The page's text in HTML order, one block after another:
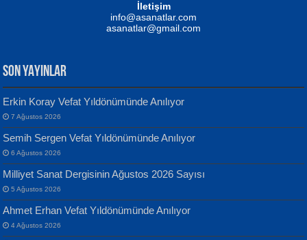
MUSTAFA KELOĞLU
Yarına İz Bırakmak...
Yılmaz Ekinci
Geceye Söylenen...
İletişim
info@asanatlar.com
asanatlar@gmail.com
SON YAYINLAR
Erkin Koray Vefat Yıldönümünde Anılıyor
7 Ağustos 2026
Semih Sergen Vefat Yıldönümünde Anılıyor
6 Ağustos 2026
Milliyet Sanat Dergisinin Ağustos 2026 Sayısı
5 Ağustos 2026
Ahmet Erhan Vefat Yıldönümünde Anılıyor
4 Ağustos 2026